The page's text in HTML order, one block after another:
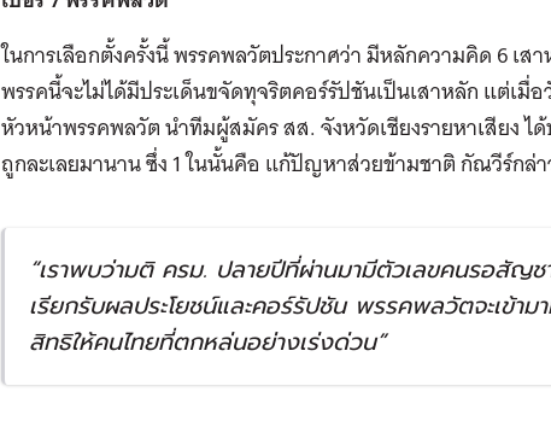
ในการเลือกตั้งครั้งนี้ พรรคพลวัตประกาศว่า มีหลักความคิด 6 เ
พรรคนี้จะไม่ได้มีประเด็นขจัดทุจริตคอร์รัปชันเป็นเสาหลัก แต่เมื่
หัวหน้าพรรคพลวัต นำทีมผู้สมัคร สส. จังหวัดเชียงรายหาเสียง
ถูกละเลยมานาน ซึ่ง 1 ในนั้นคือ แก้ปัญหาส่วยข้ามชาติ กัณวีร์กล่า
“เราพบว่ามติ ครม. ปลายปีที่ผ่านมามีตัวเลขคนรอสัญ
เรียกรับผลประโยชน์และคอร์รัปชัน พรรคพลวัตจะเข้าม
สิทธิให้คนไทยที่ตกหล่นอย่างเร่งด่วน”